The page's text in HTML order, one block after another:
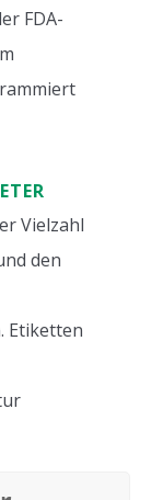
FDA-
Vielzahl
den
Etiketten